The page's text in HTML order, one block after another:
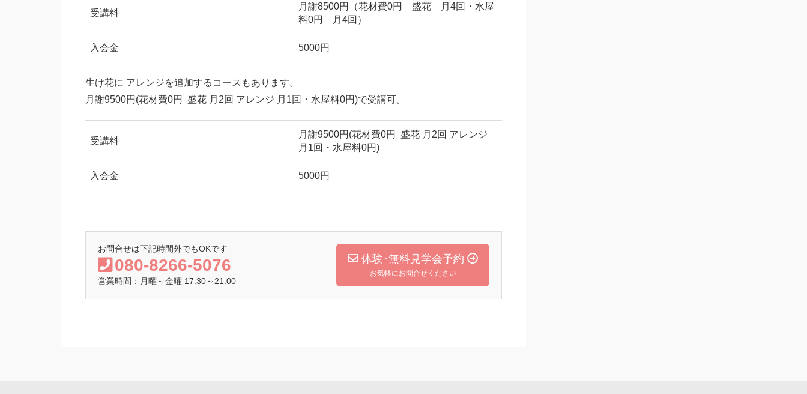
受講料
月謝8500円（花材費0円 盛花 月4回・水屋
料0円 月4回）
入会金 5000円
生け花に アレンジを追加するコースもあります。
月謝9500円(花材費0円 盛花 月2回 アレンジ 月1回・水屋料0円)で受講可。
受講料
月謝9500円(花材費0円 盛花 月2回 アレンジ
月1回・水屋料0円)
入会金 5000円
お問合せは下記時間外でもOKです
080-8266-5076
営業時間：月曜～金曜 17:30～21:00
体験･無料見学会予約
お気軽にお問合せください